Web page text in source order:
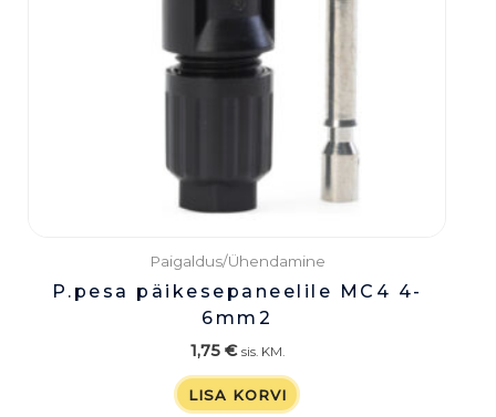
Paigaldus/Ühendamine
P.pesa päikesepaneelile MC4 4-
6mm2
1,75 € sis. KM.
LISA KORVI